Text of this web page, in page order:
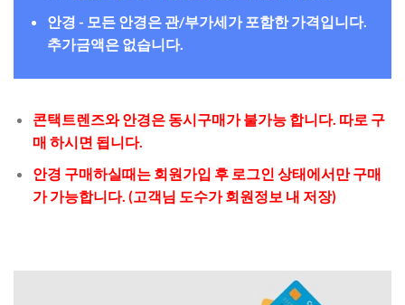
안경 - 모든 안경은 관/부가세가 포함한 가격입니다.
추가금액은 없습니다.
콘택트렌즈와 안경은 동시구매가 불가능 합니다. 따로 구
매 하시면 됩니다.
안경 구매하실때는 회원가입 후 로그인 상태에서만 구매
가 가능합니다. (고객님 도수가 회원정보 내 저장)